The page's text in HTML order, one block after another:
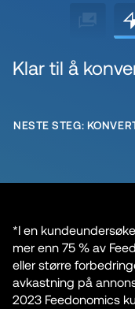
Klar til å
NESTE STEG:
*I en
mer enn 75 % av
eller større
avkastning på
2023 Feedonomics